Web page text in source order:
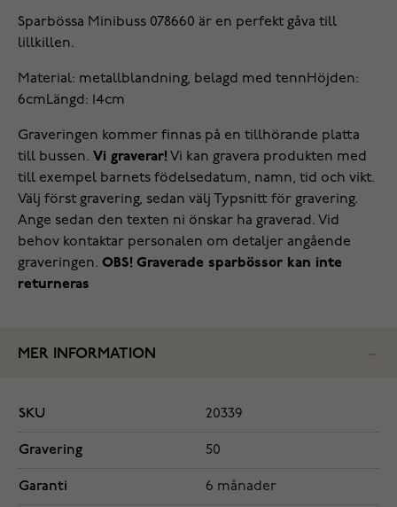
Sparbössa Minibuss 078660 är en perfekt gåva till
lillkillen.
Material: metallblandning, belagd med tennHöjden:
6cmLängd: 14cm
Graveringen kommer finnas på en tillhörande platta
till bussen. Vi graverar! Vi kan gravera produkten med
till exempel barnets födelsedatum, namn, tid och vikt.
Välj först gravering, sedan välj Typsnitt för gravering.
Ange sedan den texten ni önskar ha graverad. Vid
behov kontaktar personalen om detaljer angående
graveringen. OBS! Graverade sparbössor kan inte
returneras
MER INFORMATION
SKU 20339
Gravering 50
Garanti 6 månader